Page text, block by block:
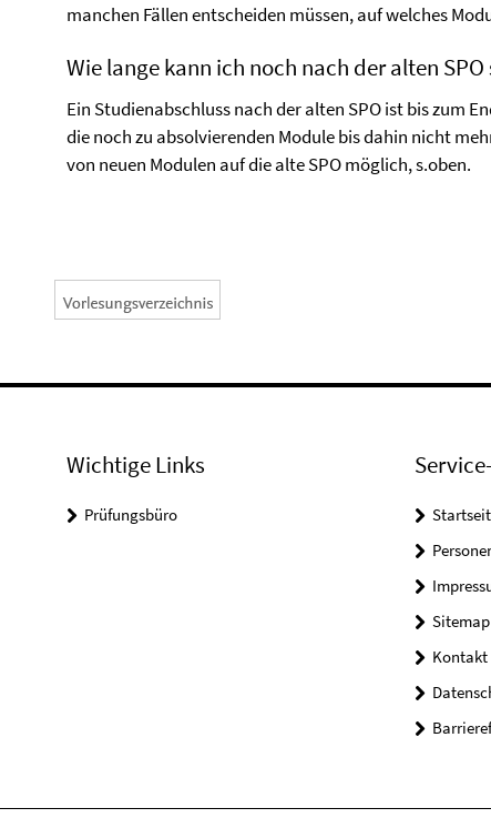
manchen Fällen entscheiden müssen, auf welches
Wie lange kann ich noch nach der alten
Ein Studienabschluss nach der alten SPO ist bis zum
die noch zu absolvierenden Module bis dahin nicht
von neuen Modulen auf die alte SPO möglich, s.oben.
Wichtige Links
Prüfungsbüro
Sitemap
Kontakt